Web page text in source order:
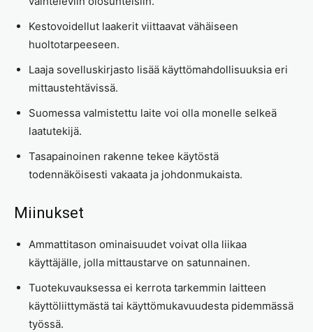
Kestovoidellut laakerit viittaavat vähäiseen
huoltotarpeeseen.
Laaja sovelluskirjasto lisää käyttömahdollisuuksia eri
mittaustehtävissä.
Suomessa valmistettu laite voi olla monelle selkeä
laatutekijä.
Tasapainoinen rakenne tekee käytöstä
todennäköisesti vakaata ja johdonmukaista.
Miinukset
Ammattitason ominaisuudet voivat olla liikaa
käyttäjälle, jolla mittaustarve on satunnainen.
Tuotekuvauksessa ei kerrota tarkemmin laitteen
käyttöliittymästä tai käyttömukavuudesta pidemmässä
työssä.